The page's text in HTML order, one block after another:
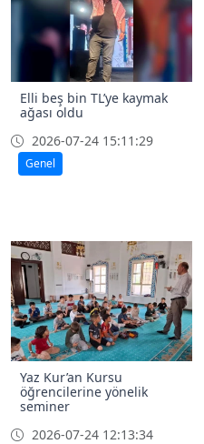
Elli beş bin TL’ye kaymak
ağası oldu
2026-07-24 15:11:29
Genel
Yaz Kur’an Kursu
öğrencilerine yönelik
seminer
2026-07-24 12:13:34